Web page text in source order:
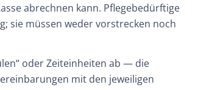
abrechnen kann. Pflegebedürftige
sie müssen weder vorstrecken noch
oder Zeiteinheiten ab — die
mit den jeweiligen